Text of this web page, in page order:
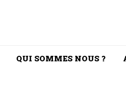
QUI SOMMES NOUS ?